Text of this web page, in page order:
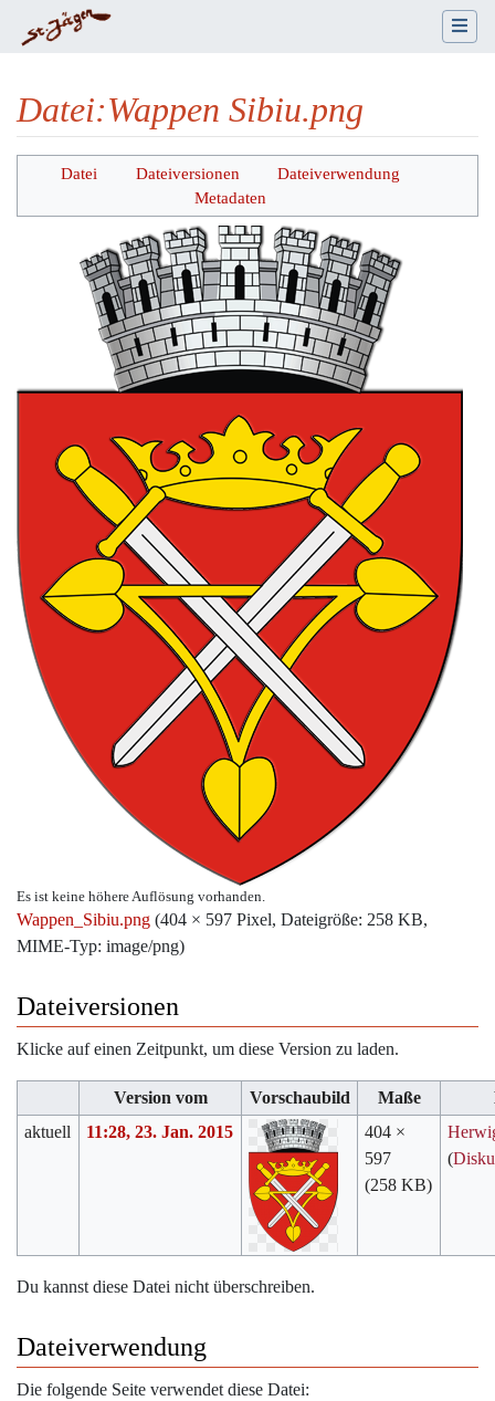
Datei:Wappen Sibiu.png
Wechseln zu: Navigation,Suche
Datei Dateiversionen
Dateiverwendung
Metadaten
Es ist keine höhere Auflösung vorhanden.
Wappen_Sibiu.png (404 × 597 Pixel, Dateigröße: 258 KB,
MIME-Typ: image/png)
Dateiversionen
Klicke auf einen Zeitpunkt, um diese Version zu laden.
Version vom Vorschaubild Maße
aktuell
11:28, 23. Jan. 2015
404 ×
597
(258 KB)
(
Du kannst diese Datei nicht überschreiben.
Dateiverwendung
Die folgende Seite verwendet diese Datei: